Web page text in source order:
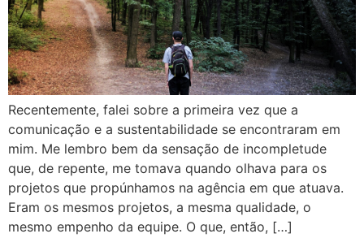
Recentemente, falei sobre a primeira vez que a
comunicação e a sustentabilidade se encontraram em
mim. Me lembro bem da sensação de incompletude
que, de repente, me tomava quando olhava para os
projetos que propúnhamos na agência em que atuava.
Eram os mesmos projetos, a mesma qualidade, o
mesmo empenho da equipe. O que, então, […]